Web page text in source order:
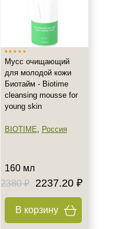
Мусс очищающий
для молодой кожи
Биотайм - Biotime
cleansing mousse for
young skin
BIOTIME, Россия
160 мл
2380 ₽
2237.20 ₽
В корзину